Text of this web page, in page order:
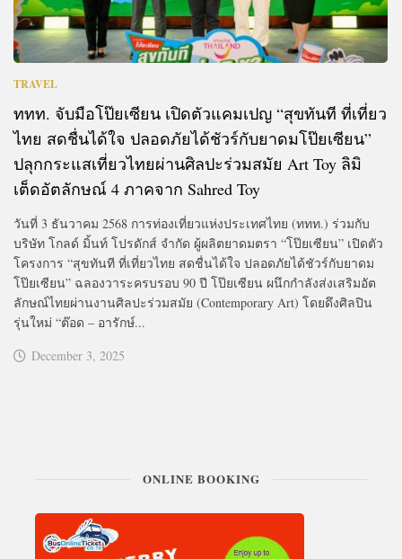
TRAVEL
ททท. จับมือโป๊ยเซียน เปิดตัวแคมเปญ “สุขทันที ที่เที่ยว
ไทย สดชื่นได้ใจ ปลอดภัยได้ชัวร์กับยาดมโป๊ยเซียน”
ปลุกกระแสเที่ยวไทยผ่านศิลปะร่วมสมัย Art Toy ลิมิ
เต็ดอัตลักษณ์ 4 ภาคจาก Sahred Toy
วันที่ 3 ธันวาคม 2568 การท่องเที่ยวแห่งประเทศไทย (ททท.) ร่วมกับ
บริษัท โกลด์ มิ้นท์ โปรดักส์ จำกัด ผู้ผลิตยาดมตรา “โป๊ยเซียน” เปิดตัว
โครงการ “สุขทันที ที่เที่ยวไทย สดชื่นได้ใจ ปลอดภัยได้ชัวร์กับยาดม
โป๊ยเซียน” ฉลองวาระครบรอบ 90 ปี โป๊ยเซียน ผนึกกำลังส่งเสริมอัต
ลักษณ์ไทยผ่านงานศิลปะร่วมสมัย (Contemporary Art) โดยดึงศิลปิน
รุ่นใหม่ “ต๊อด – อารักษ์...
December 3, 2025
ONLINE BOOKING